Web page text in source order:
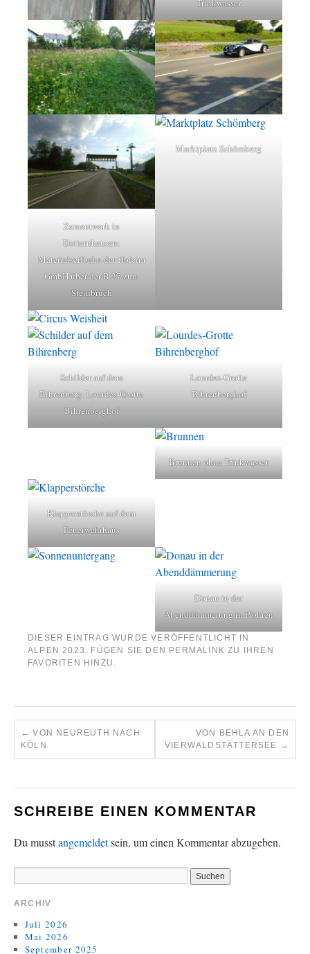
Trinkwasser
Zementwerk in
Dotternhausen:
Materialseilbahn der Holcim
GmbH über der B 27 zum
Steinbruch
Marktplatz Schömberg
Schilder auf dem
Bihrenberg: Lourdes-Grotte
Bihrenberghof
Lourdes-Grotte
Bihrenberghof
Brunnen ohne Trinkwasser
Klapperstörche auf dem
Feuerwehrhaus
Donau in der
Abenddämmerung in Pfohren
DIESER EINTRAG WURDE VERÖFFENTLICHT IN
ALPEN 2023 . FÜGEN SIE DEN PERMALINK ZU IHREN
FAVORITEN HINZU.
← VON NEUREUTH NACH
KÖLN
VON BEHLA AN DEN
VIERWALDSTÄTTERSEE →
SCHREIBE EINEN KOMMENTAR
Du musstangemeldetsein, um einen Kommentar abzugeben.
ARCHIV
Juli 2026
Mai 2026
September 2025